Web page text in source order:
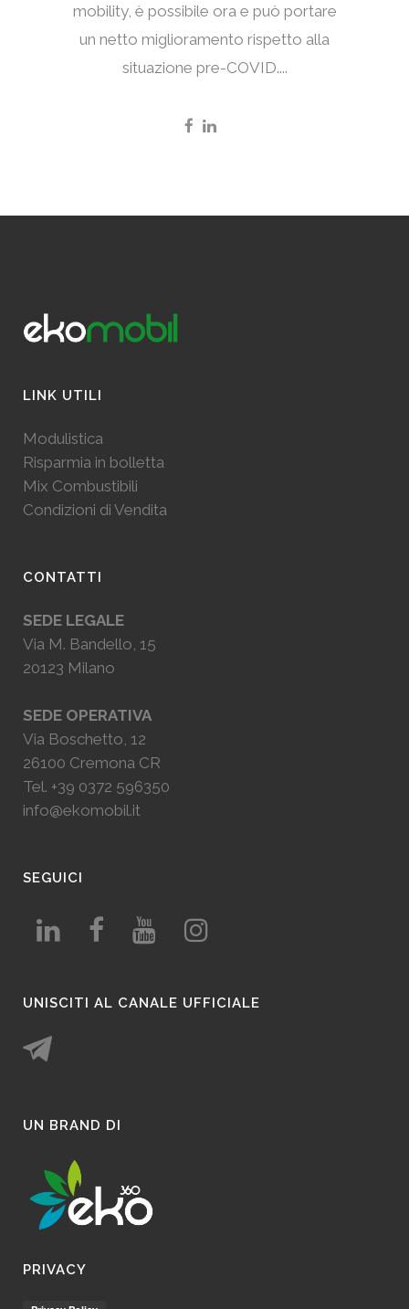
mobility, è possibile ora e può portare
un netto miglioramento rispetto alla
situazione pre-COVID....
LINK UTILI
Modulistica
Risparmia in bolletta
Mix Combustibili
Condizioni di Vendita
CONTATTI
SEDE LEGALE
Via M. Bandello, 15
20123 Milano
SEDE OPERATIVA
Via Boschetto, 12
26100 Cremona CR
Tel. +39 0372 596350
info@ekomobil.it
SEGUICI
UNISCITI AL CANALE UFFICIALE
UN BRAND DI
PRIVACY